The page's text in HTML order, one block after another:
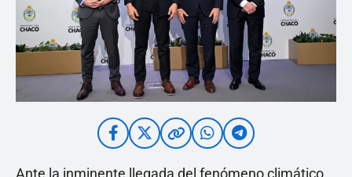
Ante la inminente llegada del fenómeno climático